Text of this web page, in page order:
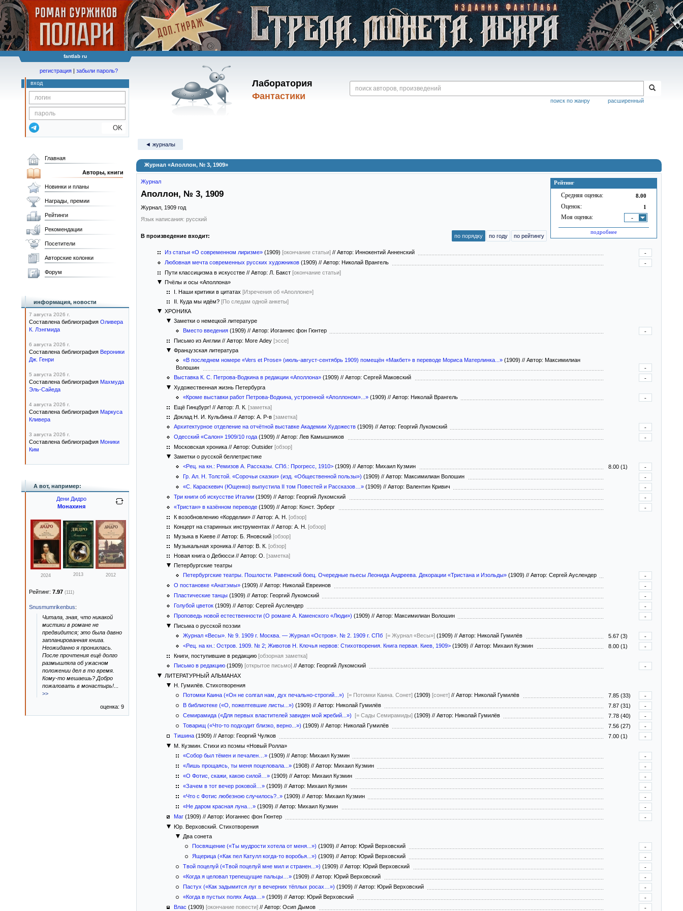
fantlab ru
Лаборатория
Фантастики
расширенный
поиск по жанру
регистрация | забыли пароль?
вход
OK
◄ журналы
Журнал «Аполлон, № 3, 1909»
Рейтинг
Средняя оценка: 8.00
Оценок: 1
Моя оценка: -
подробнее
Журнал
Аполлон, № 3, 1909
Журнал, 1909 год
Язык написания: русский
В произведение входит: по порядку по году по рейтингу
Из статьи «О современном лиризме» (1909) [окончание статьи] // Автор: Иннокентий Анненский
-
Любовная мечта современных русских художников (1909) // Автор: Николай Врангель
-
Пути классицизма в искусстве // Автор: Л. Бакст [окончание статьи]
Пчёлы и осы «Аполлона»
I. Наши критики в цитатах [Изречения об «Аполлоне»]
II. Куда мы идём? [По следам одной анкеты]
ХРОНИКА
3аметки о немецкой литературе
Вместо введения (1909) // Автор: Иоганнес фон Гюнтер
-
Письмо из Англии // Автор: Моге Adеy [эссе]
Французская литература
«В последнем номере «Vers et Prose» (июль-август-сентябрь 1909) помещён «Макбет» в переводе Мориса Матерлинка...» (1909) // Автор: Максимилиан
Волошин
-
Выставка К. С. Петрова-Водкина в редакции «Аполлона» (1909) // Автор: Сергей Маковский
-
Художественная жизнь Петербурга
«Кроме выставки работ Петрова-Водкина, устроенной «Аполлоном»...» (1909) // Автор: Николай Врангель
-
Ещё Гинцбург! // Автор: Л. К. [заметка]
Доклад Н. И. Кульбина // Автор: А. P-в [заметка]
Архитектурное отделение на отчётной выставке Академии Художеств (1909) // Автор: Георгий Лукомский
-
Одесский «Салон» 1909/10 года (1909) // Автор: Лев Камышников
-
Московская хроника // Автор: Outsider [обзор]
3аметки о русской беллетристике
<Рец. на кн.: Ремизов А. Рассказы. СПб.: Прогресс, 1910> (1909) // Автор: Михаил Кузмин 8.00 (1)
-
Гр. Ал. Н. Толстой. «Сорочьи сказки» (изд. «Общественной пользы») (1909) // Автор: Максимилиан Волошин
-
«С. Караскевич (Ющенко) выпустила II том Повестей и Рассказов…» (1909) // Автор: Валентин Кривич
-
Три книги об искусстве Италии (1909) // Автор: Георгий Лукомский
-
«Тристан» в казённом переводе (1909) // Автор: Конст. Эрберг
-
К возобновлению «Корделии» // Автор: А. Н. [обзор]
Концерт на старинных инструментах // Автор: А. Н. [обзор]
Музыка в Kиeве // Автор: Б. Яновский [обзор]
Музыкальная хроника // Автор: В. К. [обзор]
Новая книга о Дебюсси // Автор: О. [заметка]
Петербургские театры
Петербургские театры. Пошлости. Равенский боец. Очередные пьесы Леонида Андреева. Декорации «Тристана и Изольды» (1909) // Автор: Сергей Ауслендер
-
О постановке «Анатэмы» (1909) // Автор: Николай Евреинов
-
Пластические танцы (1909) // Автор: Георгий Лукомский
-
Голубой цветок (1909) // Автор: Сергей Ауслендер
-
Проповедь новой естественности (О романе А. Каменского «Люди») (1909) // Автор: Максимилиан Волошин
-
Письма о русской поэзии
Журнал «Весы». № 9. 1909 г. Москва. — Журнал «Остров». № 2. 1909 г. СПб [= Журнал «Весы»] (1909) // Автор: Николай Гумилёв 5.67 (3)
-
<Рец. на кн.: Остров. 1909. № 2; Животов Н. Клочья нервов: Стихотворения. Книга первая. Киев, 1909> (1909) // Автор: Михаил Кузмин 8.00 (1)
-
Книги, поступившие в редакцию [обзорная заметка]
Письмо в редакцию (1909) [открытое письмо] // Автор: Георгий Лукомский
-
ЛИТЕРАТУРНЫЙ АЛЬМАНАХ
Н. Гумилёв. Стихотворения
Потомки Каина («Он не солгал нам, дух печально-строгий...») [= Потомки Каина. Сонет] (1909) [сонет] // Автор: Николай Гумилёв 7.85 (33)
-
В библиотеке («О, пожелтевшие листы...») (1909) // Автор: Николай Гумилёв 7.87 (31)
-
Семирамида («Для первых властителей завиден мой жребий...») [= Сады Семирамиды] (1909) // Автор: Николай Гумилёв 7.78 (40)
-
Товарищ («Что-то подходит близко, верно...») (1909) // Автор: Николай Гумилёв 7.56 (27)
-
Тишина (1909) // Автор: Георгий Чулков 7.00 (1)
-
М. Кузмин. Стихи из поэмы «Новый Ролла»
«Собор был тёмен и печален…» (1909) // Автор: Михаил Кузмин
-
«Лишь прощаясь, ты меня поцеловала...» (1908) // Автор: Михаил Кузмин
-
«О Фотис, скажи, какою силой…» (1909) // Автор: Михаил Кузмин
-
«Зачем в тот вечер роковой…» (1909) // Автор: Михаил Кузмин
-
«Что с Фотис любезною случилось?..» (1909) // Автор: Михаил Кузмин
-
«Не даром красная луна…» (1909) // Автор: Михаил Кузмин
-
Маг (1909) // Автор: Иоганнес фон Гюнтер
-
Юр. Верховский. Стихотворения
Два сонета
Посвящение («Ты мудрости хотела от меня...») (1909) // Автор: Юрий Верховский
-
Ящерица («Как пел Катулл когда-то воробья...») (1909) // Автор: Юрий Верховский
-
Твой поцелуй («Твой поцелуй мне мил и странен...») (1909) // Автор: Юрий Верховский
-
«Когда я целовал трепещущие пальцы…» (1909) // Автор: Юрий Верховский
-
Пастух («Как задымится луг в вечерних тёплых росах…») (1909) // Автор: Юрий Верховский
-
«Когда в пустых полях Аида…» (1909) // Автор: Юрий Верховский
-
Влас (1909) [окончание повести] // Автор: Осип Дымов -
Главная
Авторы, книги
Новинки и планы
Награды, премии
Рейтинги
Рекомендации
Посетители
Авторские колонки
Форум
информация, новости
7 августа 2026 г.
Составлена библиография Оливера
К. Лэнгмида
6 августа 2026 г.
Составлена библиография Вероники
Дж. Генри
5 августа 2026 г.
Составлена библиография Махмуда
Эль-Сайеда
4 августа 2026 г.
Составлена библиография Маркуса
Кливера
3 августа 2026 г.
Составлена библиография Моники
Ким
А вот, например:
Дени Дидро
Монахиня
2024 2013 2012
Рейтинг: 7.97 (111)
Snusmumrikenbus:
Читала, зная, что никакой
мистики в романе не
предвидится; это была давно
запланированная книга.
Неожиданно я прониклась.
После прочтения ещё долго
размышляла об ужасном
положении дел в то время.
Кому-то мешаешь? Добро
пожаловать в монастырь!
>>
оценка: 9